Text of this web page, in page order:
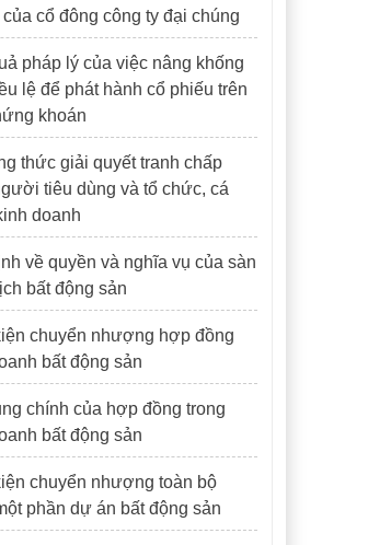
cổ đông công ty đại chúng
pháp lý của việc nâng khống
lệ để phát hành cổ phiếu trên
khoán
thức giải quyết tranh chấp
tiêu dùng và tổ chức, cá
doanh
về quyền và nghĩa vụ của sàn
bất động sản
chuyển nhượng hợp đồng
bất động sản
chính của hợp đồng trong
bất động sản
chuyển nhượng toàn bộ
phần dự án bất động sản